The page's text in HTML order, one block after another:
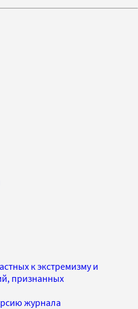
к экстремизму и
признанных
журнала